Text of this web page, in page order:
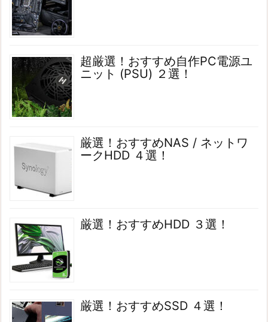
超厳選！おすすめ自作PC電源ユ
ニット (PSU) ２選！
厳選！おすすめNAS / ネットワ
ークHDD ４選！
厳選！おすすめHDD ３選！
厳選！おすすめSSD ４選！